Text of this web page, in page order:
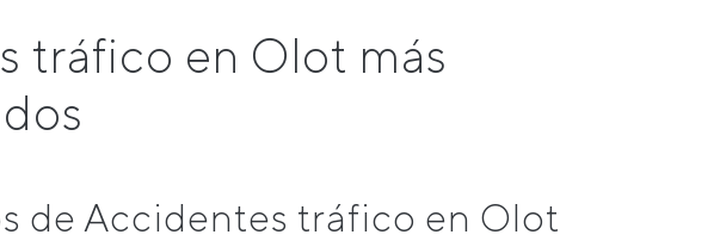
tráfico en Olot más
de Accidentes tráfico en Olot